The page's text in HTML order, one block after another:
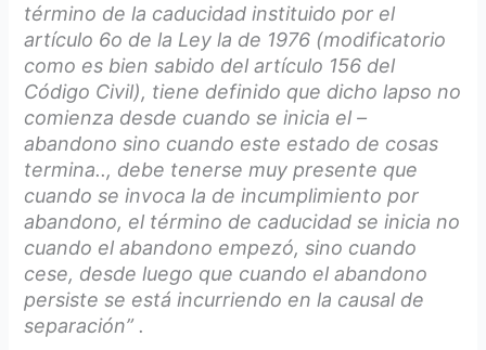
término de la caducidad instituido por el
artículo 6o de la Ley la de 1976 (modificatorio
como es bien sabido del artículo 156 del
Código Civil), tiene definido que dicho lapso no
comienza desde cuando se inicia el –
abandono sino cuando este estado de cosas
termina.., debe tenerse muy presente que
cuando se invoca la de incumplimiento por
abandono, el término de caducidad se inicia no
cuando el abandono empezó, sino cuando
cese, desde luego que cuando el abandono
persiste se está incurriendo en la causal de
separación” .